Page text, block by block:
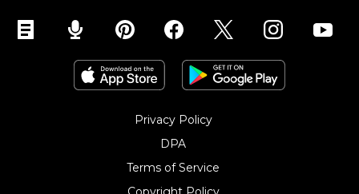
Privacy Policy
DPA
Terms of Service